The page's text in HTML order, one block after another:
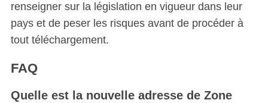
renseigner sur la législation en vigueur dans leur
pays et de peser les risques avant de procéder à
tout téléchargement.
FAQ
Quelle est la nouvelle adresse de Zone